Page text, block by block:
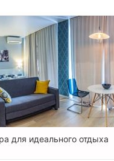
для идеального отдыха